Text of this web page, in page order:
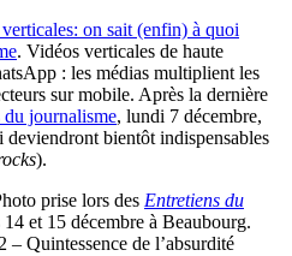
on sait (enfin) à quoi
. Vidéos verticales de haute
: les médias multiplient les
sur mobile. Après la dernière
journalisme, lundi 7 décembre,
deviendront bientôt indispensables
).
prise lors des Entretiens du
14 et 15 décembre à Beaubourg.
– Quintessence de l’absurdité